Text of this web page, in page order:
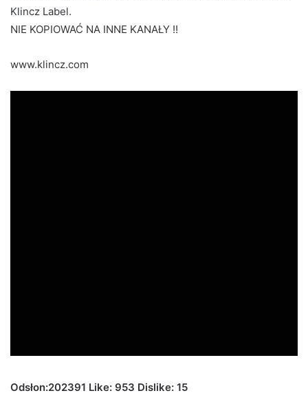
Klincz Label.
NIE KOPIOWAĆ NA INNE KANAŁY !!
www.klincz.com
Odsłon:202391 Like: 953 Dislike: 15